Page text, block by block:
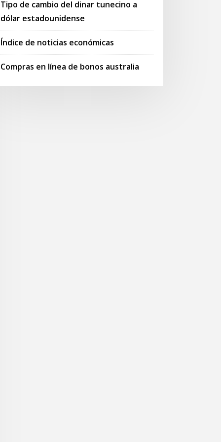
Tipo de cambio del dinar tunecino a
dólar estadounidense
Índice de noticias económicas
Compras en línea de bonos australia